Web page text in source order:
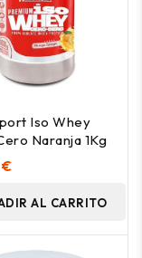
Iso Whey
Naranja 1Kg
€
AL CARRITO